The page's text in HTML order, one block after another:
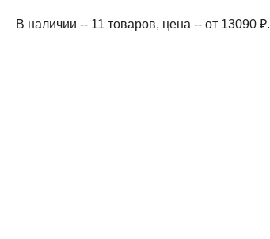
В наличии -- 11 товаров, цена -- от 13090 ₽.